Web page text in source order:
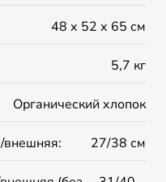
48 х 52 х 65 см
5,7 кг
Органический хлопок
внешняя: 27/38 см